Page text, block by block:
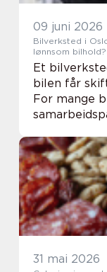
09 juni 2026
Bilverksted i
lønnsom bilhold?
Et
bilen får
For mange
kan bilen
31 mai 2026